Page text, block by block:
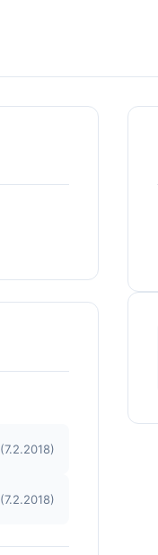
(7.2.2018)
(7.2.2018)